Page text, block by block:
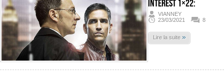
Interest 1×22:
VIANNEY
23/03/2021
8
Lire la suite »